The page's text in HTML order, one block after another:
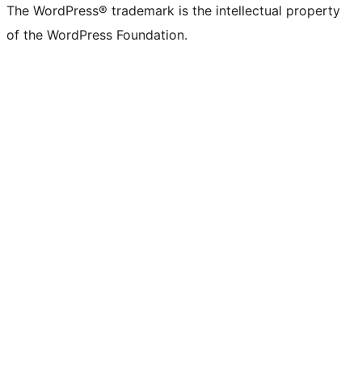
The WordPress® trademark is the intellectual property
of the WordPress Foundation.